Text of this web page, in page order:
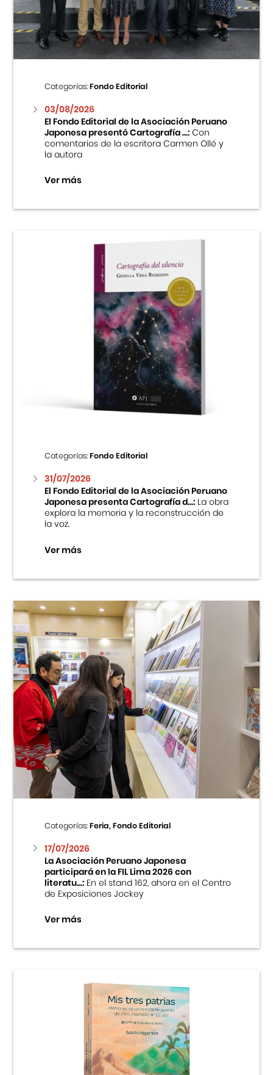
Centro Cultural Peruano Japonés
Cursos
Museo de la Inmigración Japonesa
Fondo Editorial
Teatro Peruano Japonés
Categorías:Fondo Editorial
03/08/2026
El Fondo Editorial de la Asociación Peruano
Japonesa presentó Cartografía ...:Con
comentarios de la escritora Carmen Ollé y
la autora
Ver más
Categorías:Fondo Editorial
31/07/2026
El Fondo Editorial de la Asociación Peruano
Japonesa presenta Cartografía d...:La obra
explora la memoria y la reconstrucción de
la voz.
Ver más
Categorías:Feria, Fondo Editorial
17/07/2026
La Asociación Peruano Japonesa
participará en la FIL Lima 2026 con
literatu...:En el stand 162, ahora en el Centro
de Exposiciones Jockey
Ver más